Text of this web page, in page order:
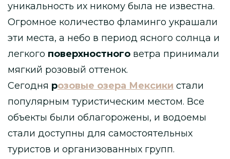
уникальность их никому была не известна.
Огромное количество фламинго украшали
эти места, а небо в период ясного солнца и
легкого поверхностного ветра принимали
мягкий розовый оттенок.
Сегодня розовые озера Мексики стали
популярным туристическим местом. Все
объекты были облагорожены, и водоемы
стали доступны для самостоятельных
туристов и организованных групп.